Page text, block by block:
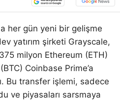
her gün yeni bir gelişme
yatırım şirketi Grayscale,
milyon Ethereum (ETH)
Coinbase Prime’a
Bu transfer işlemi, sadece
ve piyasaları sarsmaya